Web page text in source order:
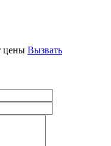
цены Вызвать